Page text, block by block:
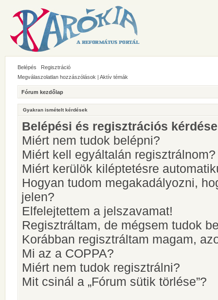
Belépés
Regisztráció
Megválaszolatlan hozzászólások | Aktív témák
Fórum kezdőlap
Gyakran ismételt kérdések
Belépési és regisztrációs
Miért nem tudok belépni?
Miért kell egyáltalán regisztrálnom?
Miért kerülök kiléptetésre
Hogyan tudom megakadályozni,
jelen?
Elfelejtettem a jelszavamat!
Regisztráltam, de mégsem tudok
Korábban regisztráltam magam,
Mi az a COPPA?
Miért nem tudok regisztrálni?
Mit csinál a „Fórum sütik törlése”?